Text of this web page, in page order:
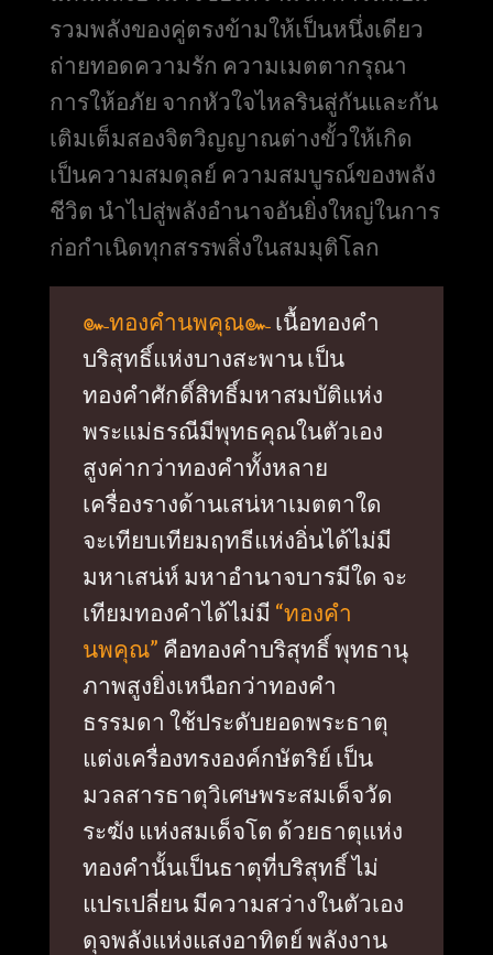
รวมพลังของคู่ตรงข้ามให้เป็นหนึ่งเดียว
ถ่ายทอดความรัก ความเมตตากรุณา
การให้อภัย จากหัวใจไหลรินสู่กันและกัน
เติมเต็มสองจิตวิญญาณต่างขั้วให้เกิด
เป็นความสมดุลย์ ความสมบูรณ์ของพลัง
ชีวิต นำไปสู่พลังอำนาจอันยิ่งใหญ่ในการ
ก่อกำเนิดทุกสรรพสิ่งในสมมุติโลก
๛ทองคำนพคุณ๛ เนื้อทองคำ
บริสุทธิ์แห่งบางสะพาน เป็น
ทองคำศักดิ์สิทธิ์มหาสมบัติแห่ง
พระแม่ธรณีมีพุทธคุณในตัวเอง
สูงค่ากว่าทองคำทั้งหลาย
เครื่องรางด้านเสน่หาเมตตาใด
จะเทียบเทียมฤทธีแห่งอิ่นได้ไม่มี
มหาเสน่ห์ มหาอำนาจบารมีใด จะ
เทียมทองคำได้ไม่มี “ทองคำ
นพคุณ” คือทองคำบริสุทธิ์ พุทธานุ
ภาพสูงยิ่งเหนือกว่าทองคำ
ธรรมดา ใช้ประดับยอดพระธาตุ
แต่งเครื่องทรงองค์กษัตริย์ เป็น
มวลสารธาตุวิเศษพระสมเด็จวัด
ระฆัง แห่งสมเด็จโต ด้วยธาตุแห่ง
ทองคำนั้นเป็นธาตุที่บริสุทธิ์ ไม่
แปรเปลี่ยน มีความสว่างในตัวเอง
ดุจพลังแห่งแสงอาทิตย์ พลังงาน